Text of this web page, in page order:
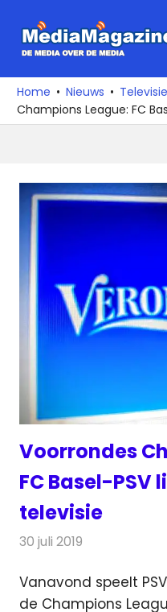
naar
media
over
de
Home Nieuws
Champions League: FC
Voorrondes
FC Basel-PSV
televisie
30 juli 2019
Vanavond speelt
de Champions